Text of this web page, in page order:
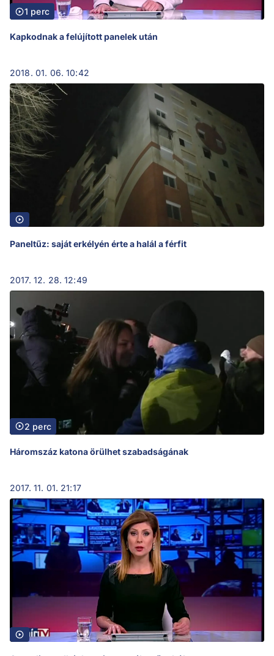
1 perc
Kapkodnak a felújított panelek után
2018. 01. 06. 10:42
Paneltűz: saját erkélyén érte a halál a férfit
2017. 12. 28. 12:49
2 perc
Háromszáz katona örülhet szabadságának
2017. 11. 01. 21:17